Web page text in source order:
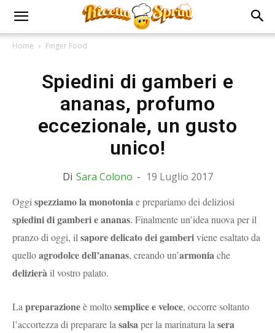
Home Finger Food
Spiedini di gamberi e
ananas, profumo
eccezionale, un gusto
unico!
Di Sara Colono - 19 Luglio 2017
Oggi spezziamo la monotoniae prepariamo dei deliziosi
spiedini di gamberi e ananas. Finalmente un’idea nuova per il
pranzo di oggi, il sapore delicato dei gamberivieneesaltatoda
quelloagrodolce dell’ananas, creando un’armoniache
delizierà il vostro palato.
La preparazioneè moltosemplice e veloce, occorre soltanto
l’accortezza di preparare la salsaperla marinatura la sera